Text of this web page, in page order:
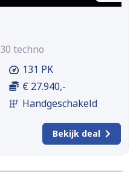
techno
131 PK
€ 27.940,-
Handgeschakeld
Bekijk deal